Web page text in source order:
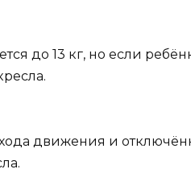
до 13 кг, но если
движения и